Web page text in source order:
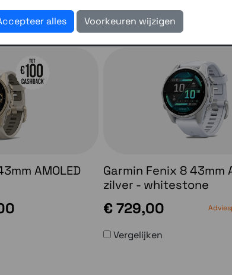
Lees
AMOLED
Garmin Fenix 8 43mm
zilver - whitestone
€ 729,00
Vergelijken
alles Voorkeuren wijzigen